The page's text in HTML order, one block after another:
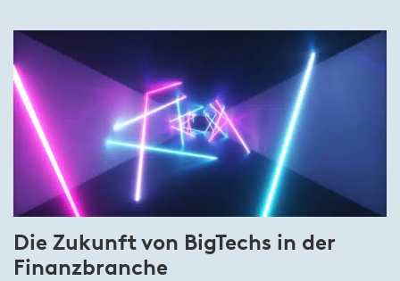
Die Zukunft von BigTechs in der
Finanzbranche